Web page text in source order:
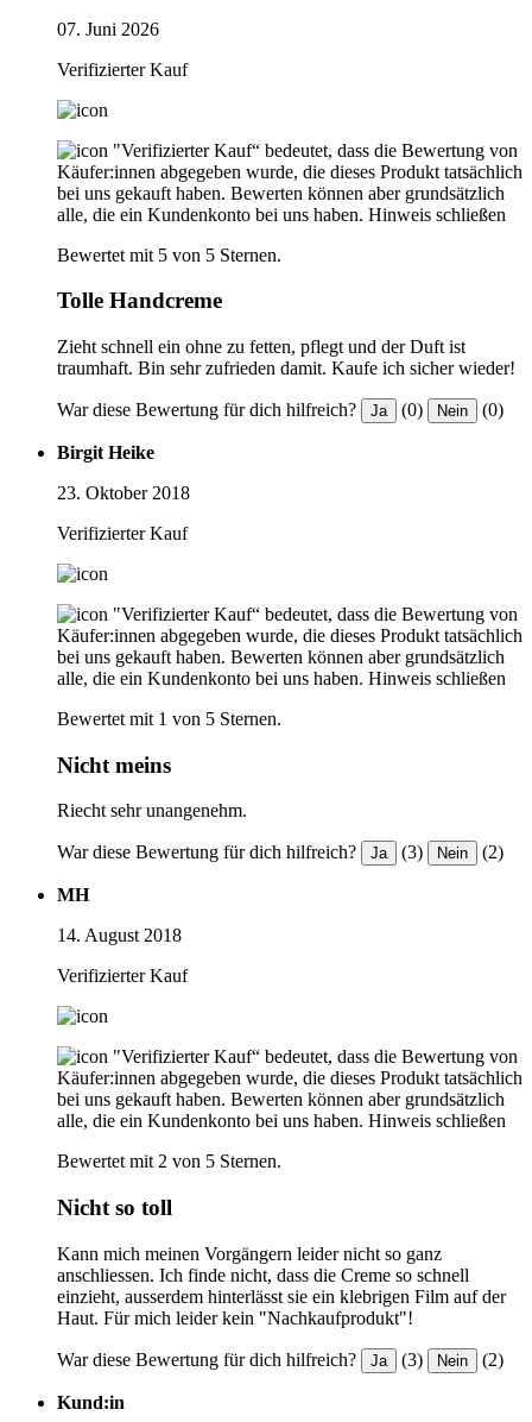
07. Juni 2026
Verifizierter Kauf
"Verifizierter Kauf“ bedeutet, dass die Bewertung von
Käufer:innen abgegeben wurde, die dieses Produkt tatsächlich
bei uns gekauft haben. Bewerten können aber grundsätzlich
alle, die ein Kundenkonto bei uns haben. Hinweis schließen
Bewertet mit 5 von 5 Sternen.
Tolle Handcreme
Zieht schnell ein ohne zu fetten, pflegt und der Duft ist
traumhaft. Bin sehr zufrieden damit. Kaufe ich sicher wieder!
War diese Bewertung für dich hilfreich? Ja (0) Nein (0)
Birgit Heike
23. Oktober 2018
Verifizierter Kauf
"Verifizierter Kauf“ bedeutet, dass die Bewertung von
Käufer:innen abgegeben wurde, die dieses Produkt tatsächlich
bei uns gekauft haben. Bewerten können aber grundsätzlich
alle, die ein Kundenkonto bei uns haben. Hinweis schließen
Bewertet mit 1 von 5 Sternen.
Nicht meins
Riecht sehr unangenehm.
War diese Bewertung für dich hilfreich? Ja (3) Nein (2)
MH
14. August 2018
Verifizierter Kauf
"Verifizierter Kauf“ bedeutet, dass die Bewertung von
Käufer:innen abgegeben wurde, die dieses Produkt tatsächlich
bei uns gekauft haben. Bewerten können aber grundsätzlich
alle, die ein Kundenkonto bei uns haben. Hinweis schließen
Bewertet mit 2 von 5 Sternen.
Nicht so toll
Kann mich meinen Vorgängern leider nicht so ganz
anschliessen. Ich finde nicht, dass die Creme so schnell
einzieht, ausserdem hinterlässt sie ein klebrigen Film auf der
Haut. Für mich leider kein "Nachkaufprodukt"!
War diese Bewertung für dich hilfreich? Ja (3) Nein (2)
Kund:in